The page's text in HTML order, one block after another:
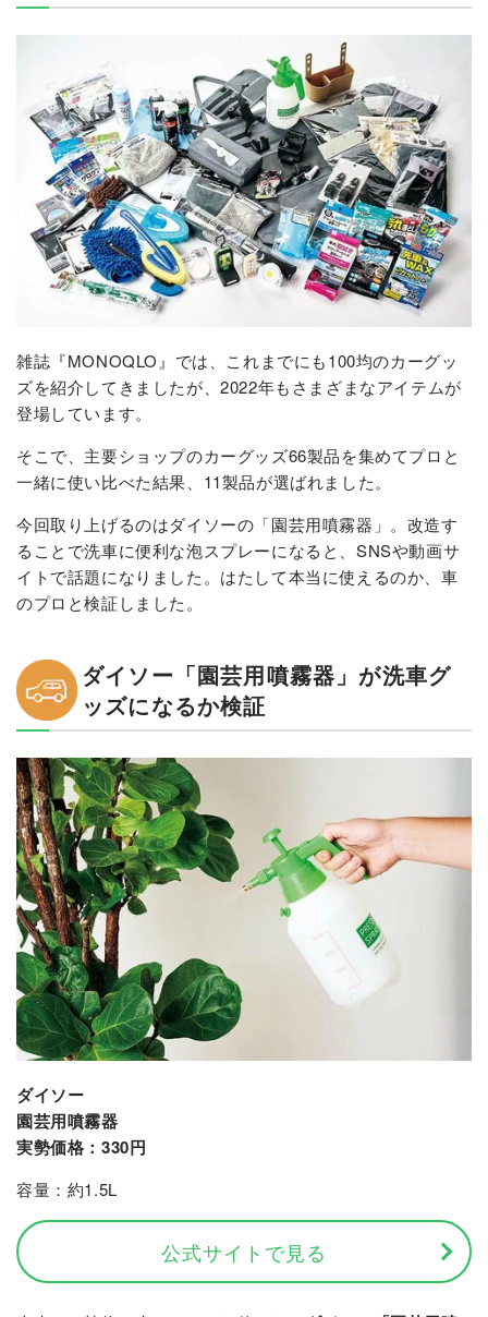
雑誌『MONOQLO』では、これまでにも100均のカーグッ
ズを紹介してきましたが、2022年もさまざまなアイテムが
登場しています。
そこで、主要ショップのカーグッズ66製品を集めてプロと
一緒に使い比べた結果、11製品が選ばれました。
今回取り上げるのはダイソーの「園芸用噴霧器」。改造す
ることで洗車に便利な泡スプレーになると、SNSや動画サ
イトで話題になりました。はたして本当に使えるのか、車
のプロと検証しました。
ダイソー「園芸用噴霧器」が洗車グ
ッズになるか検証
ダイソー
園芸用噴霧器
実勢価格：330円
容量：約1.5L
公式サイトで見る